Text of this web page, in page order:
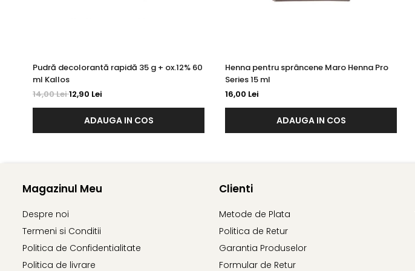
Pudră decolorantă rapidă 35 g + ox.12% 60
ml Kallos
14,00 Lei12,90 Lei
ADAUGA IN COS
Henna pentru sprâncene Maro Henna Pro
Series 15 ml
16,00 Lei
ADAUGA IN COS
Magazinul Meu
Despre noi
Termeni si Conditii
Politica de Confidentialitate
Politica de livrare
Clienti
Metode de Plata
Politica de Retur
Garantia Produselor
Formular de Retur